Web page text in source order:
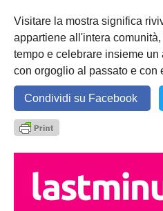
Visitare la mostra significa
appartiene all'intera
tempo e celebrare insieme
con orgoglio al passato e con
Condividi su Facebook